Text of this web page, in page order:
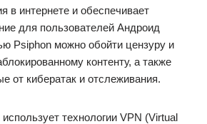
в интернете и обеспечивает
для пользователей Андроид
Psiphon можно обойти цензуру и
контенту, а также
от кибератак и отслеживания.
технологии VPN (Virtual